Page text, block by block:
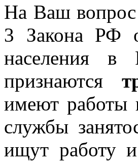
На Ваш вопрос
3 Закона РФ
населения в
признаются
имеют работы
службы
ищут работу